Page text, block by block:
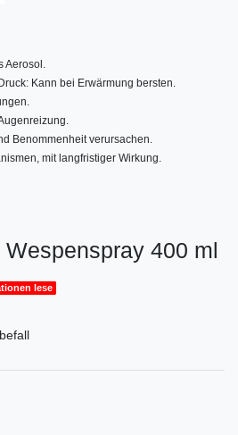
Aerosol.
Kann bei Erwärmung bersten.
Benommenheit verursachen.
mit langfristiger Wirkung.
400 ml
lese